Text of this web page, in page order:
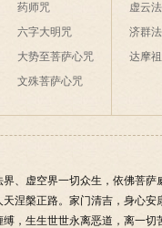
药师咒
六字大明咒
大势至菩萨心咒
文殊菩萨心咒
虚云
济群
达摩
、虚空界一切众生，依佛菩
涅槃正路。家门清吉，身心
，生生世世永离恶道，离一